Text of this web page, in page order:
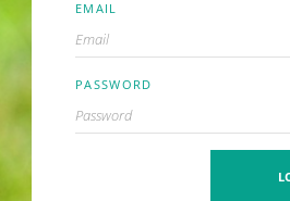
EMAIL
PASSWORD